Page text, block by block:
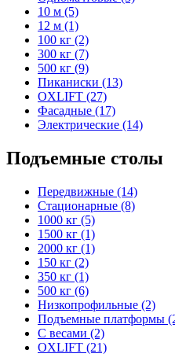
10 м (5)
12 м (1)
100 кг (2)
300 кг (7)
500 кг (9)
Пиканиски (13)
OXLIFT (27)
Фасадные (17)
Электрические (14)
Подъемные столы
Передвижные (14)
Стационарные (8)
1000 кг (5)
1500 кг (1)
2000 кг (1)
150 кг (2)
350 кг (1)
500 кг (6)
Низкопрофильные (2)
Подъемные платформы
С весами (2)
OXLIFT (21)